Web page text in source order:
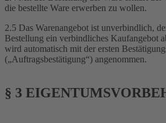
die bestellte Ware erwerben zu wollen.
2.5 Das Warenangebot ist unverbindlich,
Bestellung ein verbindliches Kaufangebot
wird automatisch mit der ersten
(„Auftragsbestätigung“) angenommen.
§ 3